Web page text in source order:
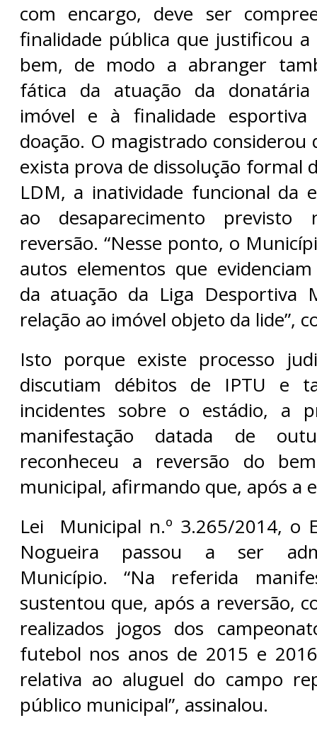
com encargo, deve ser
finalidade pública que justificou
bem, de modo a abranger
fática da atuação da
imóvel e à finalidade
doação. O magistrado considerou
exista prova de dissolução formal
LDM, a inatividade funcional da
ao desaparecimento previsto
reversão. “Nesse ponto, o
autos elementos que
da atuação da Liga Desportiva
relação ao imóvel objeto da lide”,
Isto porque existe processo
discutiam débitos de IPTU e
incidentes sobre o estádio, a
manifestação datada de
reconheceu a reversão do
municipal, afirmando que, após a
Lei Municipal n.º 3.265/2014, o
Nogueira passou a ser
Município. “Na referida
sustentou que, após a reversão,
realizados jogos dos
futebol nos anos de 2015 e
relativa ao aluguel do campo
público municipal”, assinalou.